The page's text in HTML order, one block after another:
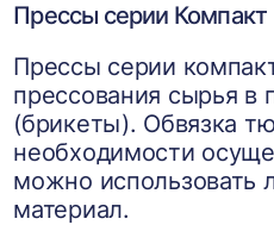
Прессы серии Компакт
Прессы серии
прессования сырья в
(брикеты). Обвязка
необходимости
можно использовать
материал.